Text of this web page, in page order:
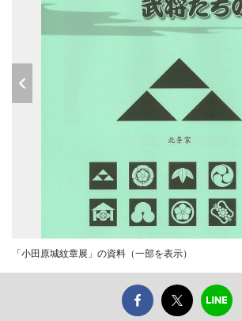
「小田原城紋章展」の資料（一部を表示）